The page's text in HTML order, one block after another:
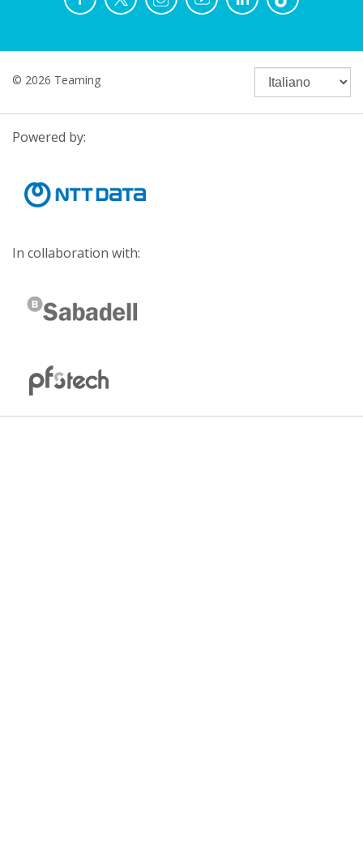
© 2026 Teaming
Powered by:
In collaboration with: